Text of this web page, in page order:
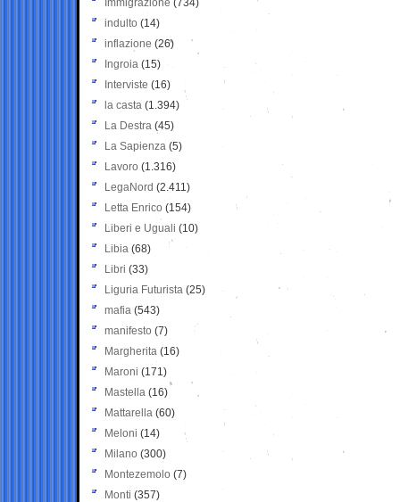
Immigrazione (734)
indulto (14)
inflazione (26)
Ingroia (15)
Interviste (16)
la casta (1.394)
La Destra (45)
La Sapienza (5)
Lavoro (1.316)
LegaNord (2.411)
Letta Enrico (154)
Liberi e Uguali (10)
Libia (68)
Libri (33)
Liguria Futurista (25)
mafia (543)
manifesto (7)
Margherita (16)
Maroni (171)
Mastella (16)
Mattarella (60)
Meloni (14)
Milano (300)
Montezemolo (7)
Monti (357)